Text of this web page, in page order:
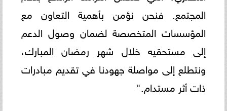
المجتمع. فنحن نؤمن بأهمية التعاون مع
المؤسسات المتخصصة لضمان وصول الدعم
إلى مستحقيه خلال شهر رمضان المبارك،
ونتطلع إلى مواصلة جهودنا في تقديم مبادرات
ذات أثر مستدام."